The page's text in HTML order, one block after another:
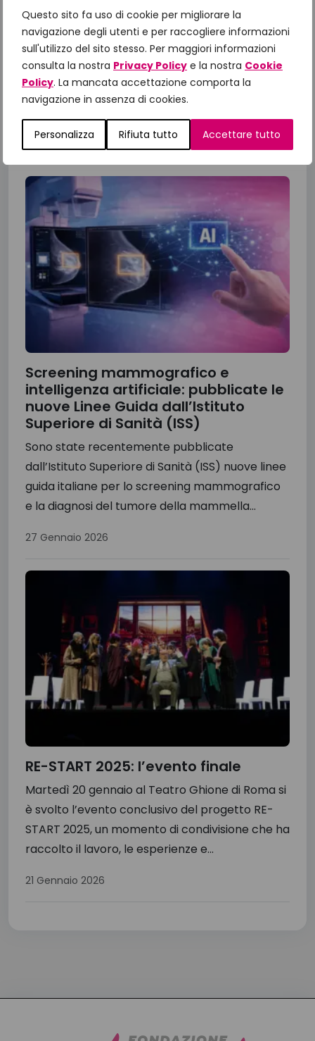
Questo sito fa uso di cookie per migliorare la
navigazione degli utenti e per raccogliere informazioni
sull'utilizzo del sito stesso. Per maggiori informazioni
consulta la nostra Privacy Policy e la nostra Cookie
Policy. La mancata accettazione comporta la
navigazione in assenza di cookies.
Personalizza Rifiuta tutto Accettare tutto
azioni, il confronto con le Istituzioni
per gli obiettivi 2026
A un anno dalla presentazione del Manifesto
“Un impegno per la Salute 2025-2027”,
Fondazione IncontraDonna ha riunito istituzioni,
23 Giugno 2026
Screening mammografico e
intelligenza artificiale: pubblicate le
nuove Linee Guida dall’Istituto
Superiore di Sanità (ISS)
Sono state recentemente pubblicate
dall’Istituto Superiore di Sanità (ISS) nuove linee
guida italiane per lo screening mammografico
e la diagnosi del tumore della mammella...
27 Gennaio 2026
RE-START 2025: l’evento finale
Martedì 20 gennaio al Teatro Ghione di Roma si
è svolto l’evento conclusivo del progetto RE-
START 2025, un momento di condivisione che ha
raccolto il lavoro, le esperienze e...
21 Gennaio 2026